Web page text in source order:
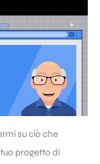
su ciò che
progetto di